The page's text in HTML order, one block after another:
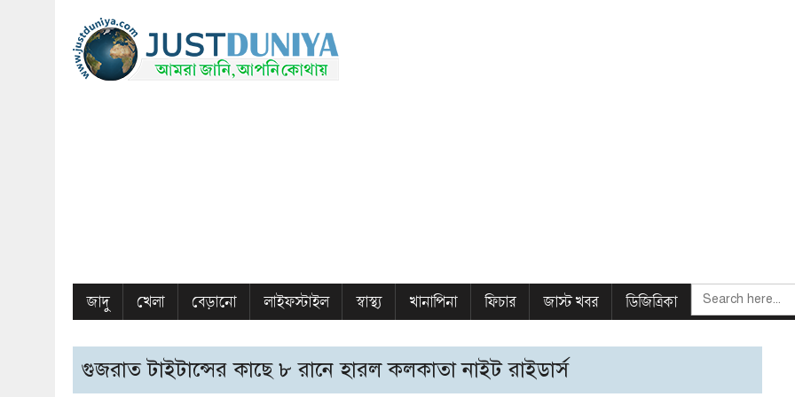
জাদু খেলা বেড়ানো লাইফস্টাইল স্বাস্থ্য খানাপিনা ফিচার জাস্ট খবর ডিজিত্রিকা
SEARCH
FOR:
গুজরাত টাইটান্সের কাছে ৮ রানে হারল কলকাতা নাইট রাইডার্স